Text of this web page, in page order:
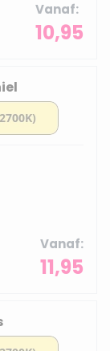
Vanaf
10,95
Vanaf
11,95